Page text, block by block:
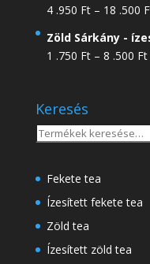
4 .950 Ft – 18 .500
Zöld Sárkány -
1 .750 Ft – 8 .500 Ft
Keresés
Keresés
Fekete tea
Ízesített fekete tea
Zöld tea
Ízesített zöld tea